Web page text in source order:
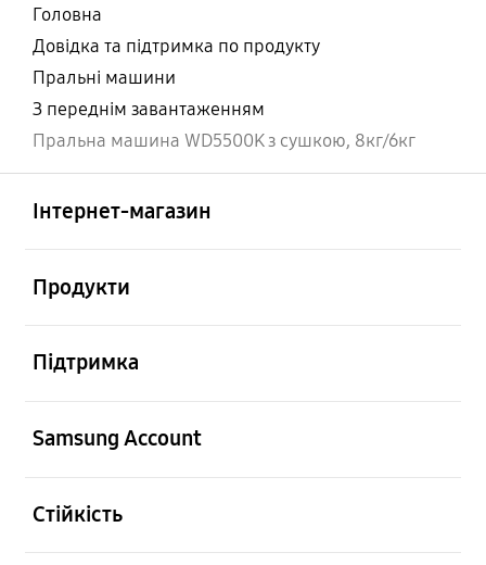
Головна
Довідка та підтримка по продукту
Пральні машини
З переднім завантаженням
Пральна машина WD5500K з сушкою, 8кг/6кг
Інтернет-магазин
Продукти
Підтримка
Samsung Account
Стійкість